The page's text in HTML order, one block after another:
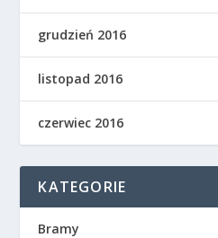
grudzień 2016
listopad 2016
czerwiec 2016
KATEGORIE
Bramy